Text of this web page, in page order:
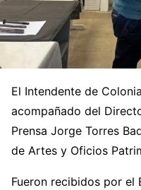
El Intendente de
acompañado del
Prensa Jorge Torres
de Artes y Oficios
Fueron recibidos por el